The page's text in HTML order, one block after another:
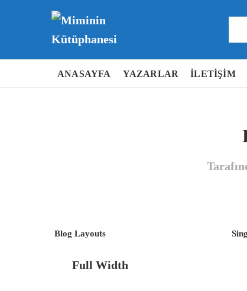
ANASAYFA YAZARLAR İLETIŞIM
Blog Layouts
Full Width